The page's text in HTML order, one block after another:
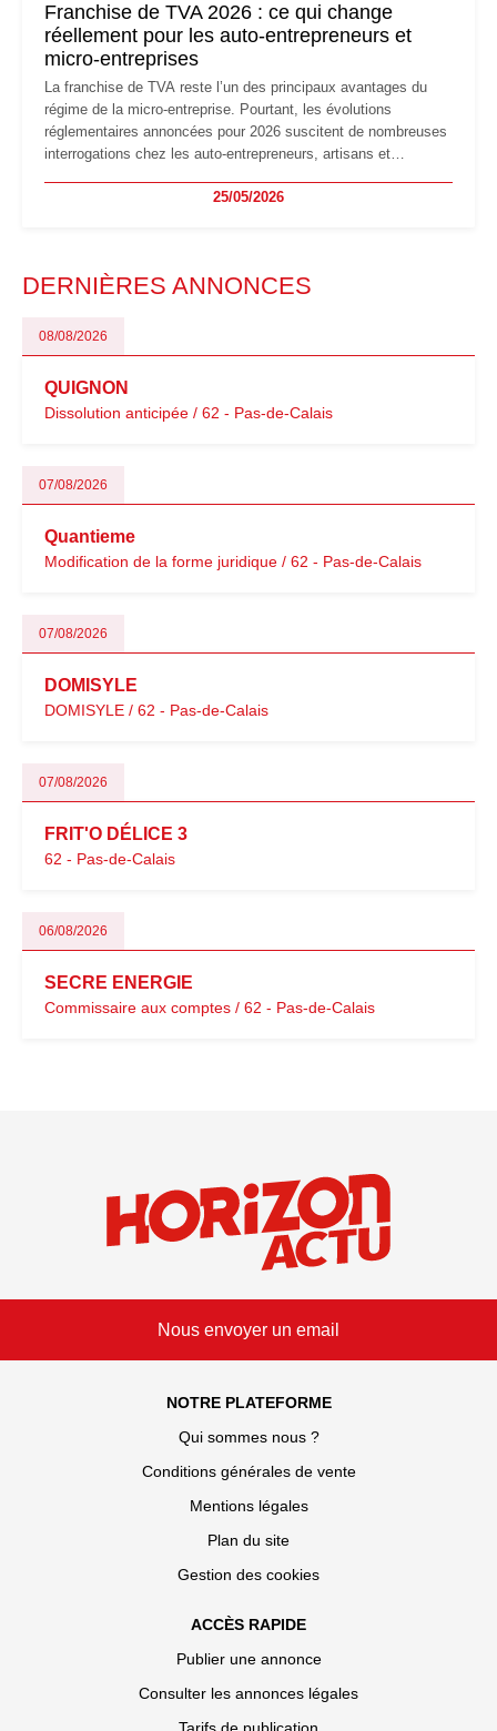
Franchise de TVA 2026 : ce qui change
réellement pour les auto-entrepreneurs et
micro-entreprises
La franchise de TVA reste l’un des principaux avantages du
régime de la micro-entreprise. Pourtant, les évolutions
réglementaires annoncées pour 2026 suscitent de nombreuses
interrogations chez les auto-entrepreneurs, artisans et
facturation ou risque de bascule vers la TVA : les règles
25/05/2026
DERNIÈRES ANNONCES
08/08/2026
QUIGNON
Dissolution anticipée / 62 - Pas-de-Calais
07/08/2026
Quantieme
Modification de la forme juridique / 62 - Pas-de-Calais
07/08/2026
DOMISYLE
DOMISYLE / 62 - Pas-de-Calais
07/08/2026
FRIT'O DÉLICE 3
62 - Pas-de-Calais
06/08/2026
SECRE ENERGIE
Commissaire aux comptes / 62 - Pas-de-Calais
Nous envoyer un email
NOTRE PLATEFORME
Qui sommes nous ?
Conditions générales de vente
Mentions légales
Plan du site
Gestion des cookies
ACCÈS RAPIDE
Publier une annonce
Consulter les annonces légales